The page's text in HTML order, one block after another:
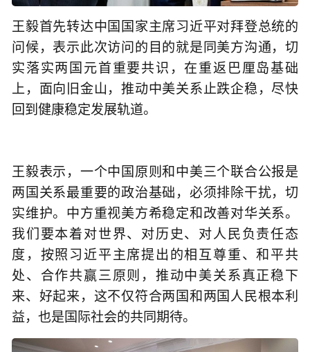
王毅首先转达中国国家主席习近平对拜登总统的
问候，表示此次访问的目的就是同美方沟通，切
实落实两国元首重要共识，在重返巴厘岛基础
上，面向旧金山，推动中美关系止跌企稳，尽快
回到健康稳定发展轨道。
王毅表示，一个中国原则和中美三个联合公报是
两国关系最重要的政治基础，必须排除干扰，切
实维护。中方重视美方希稳定和改善对华关系。
我们要本着对世界、对历史、对人民负责任态
度，按照习近平主席提出的相互尊重、和平共
处、合作共赢三原则，推动中美关系真正稳下
来、好起来，这不仅符合两国和两国人民根本利
益，也是国际社会的共同期待。